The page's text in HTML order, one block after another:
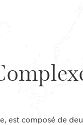
est composé de